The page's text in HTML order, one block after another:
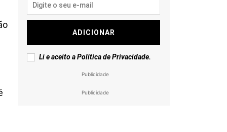
ADICIONAR
Li e aceito aPolítica de Privacidade.
Publicidade
Publicidade